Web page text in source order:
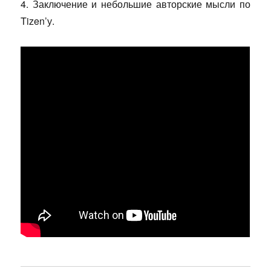
4. Заключение и небольшие авторские мысли по
Tizen’у.